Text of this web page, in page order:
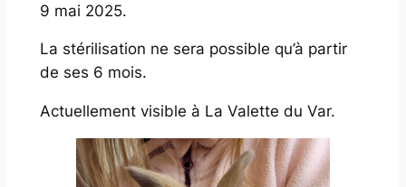
9 mai 2025.
La stérilisation ne sera possible qu’à partir
de ses 6 mois.
Actuellement visible à La Valette du Var.